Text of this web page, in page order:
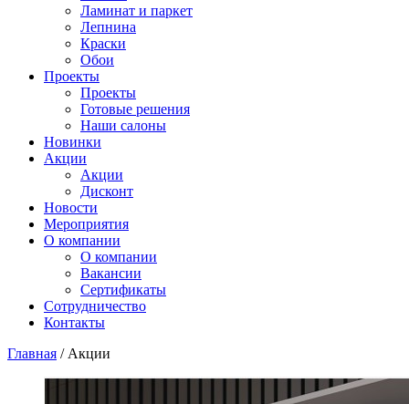
Ламинат и паркет
Лепнина
Краски
Обои
Проекты
Проекты
Готовые решения
Наши салоны
Новинки
Акции
Акции
Дисконт
Новости
Мероприятия
О компании
О компании
Вакансии
Сертификаты
Сотрудничество
Контакты
Главная / Акции